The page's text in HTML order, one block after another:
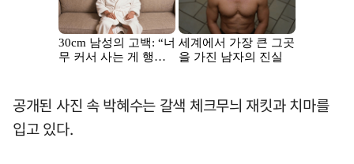
공개된 사진 속 박혜수는 갈색 체크무늬 재킷과 치마를
입고 있다.